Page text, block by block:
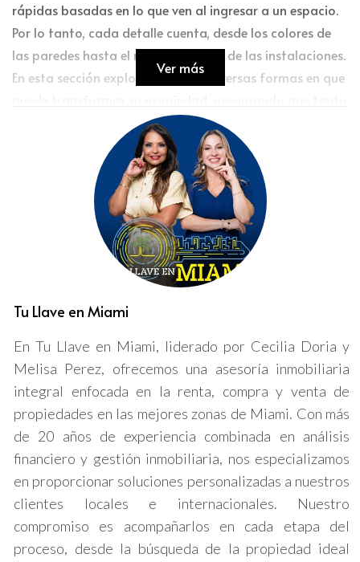
rápidas basadas en lo que ven al ingresar a un espacio.
Por lo tanto, cada detalle cuenta, desde los colores de
las paredes hasta el mantenimiento de las instalaciones.
En esta sección exploraremos las diversas formas en que
el aspecto visual como la funcionalidad se alineen para
atraer a los mejores inquilinos o compradores.
Mejoras Estéticas
Una mejora estética adecuada puede marcar la
diferencia en cómo los posibles inquilinos o
compradores perciben su propiedad. Esto incluye desde
una pintura fresca hasta la elección de acabados que
sean tanto modernos como funcionales. La clave es
sin excederse en gastos innecesarios.
Colores y Decoración
Optar por colores neutros en paredes y decoración
puede ayudar a ampliar el espacio visualmente. Los
tonos como el blanco, beige y gris suave son opciones
populares que permiten que los visitantes se imaginen
viviendo en el lugar. Asegúrese de que los espacios estén
bien iluminados, utilizando tanto luz natural como
artificial para crear un ambiente vibrante.
Ver más
Tu Llave en Miami
En Tu Llave en Miami, liderado por Cecilia Doria y
Melisa Perez, ofrecemos una asesoría inmobiliaria
integral enfocada en la renta, compra y venta de
propiedades en las mejores zonas de Miami. Con más
de 20 años de experiencia combinada en análisis
financiero y gestión inmobiliaria, nos especializamos
en proporcionar soluciones personalizadas a nuestros
clientes locales e internacionales. Nuestro
compromiso es acompañarlos en cada etapa del
proceso, desde la búsqueda de la propiedad ideal